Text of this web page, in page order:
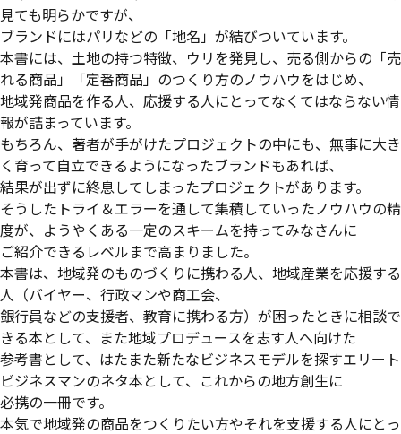
見ても明らかですが、
ブランドにはパリなどの「地名」が結びついています。
本書には、土地の持つ特徴、ウリを発見し、売る側からの「売
れる商品」「定番商品」のつくり方のノウハウをはじめ、
地域発商品を作る人、応援する人にとってなくてはならない情
報が詰まっています。
もちろん、著者が手がけたプロジェクトの中にも、無事に大き
く育って自立できるようになったブランドもあれば、
結果が出ずに終息してしまったプロジェクトがあります。
そうしたトライ＆エラーを通して集積していったノウハウの精
度が、ようやくある一定のスキームを持ってみなさんに
ご紹介できるレベルまで高まりました。
本書は、地域発のものづくりに携わる人、地域産業を応援する
人（バイヤー、行政マンや商工会、
銀行員などの支援者、教育に携わる方）が困ったときに相談で
きる本として、また地域プロデュースを志す人へ向けた
参考書として、はたまた新たなビジネスモデルを探すエリート
ビジネスマンのネタ本として、これからの地方創生に
必携の一冊です。
本気で地域発の商品をつくりたい方やそれを支援する人にとっ